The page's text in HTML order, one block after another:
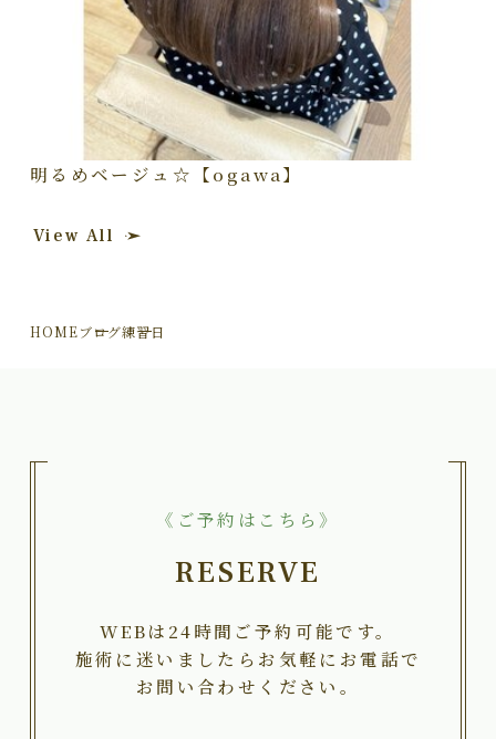
明るめベージュ☆【ogawa】
View All
HOMEブログ練習日
《ご予約はこちら》
RESERVE
WEBは24時間ご予約可能です。
施術に迷いましたらお気軽にお電話で
お問い合わせください。